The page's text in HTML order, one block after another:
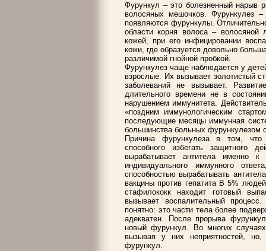
Фурункул – это болезненный нарыв
волосяных мешочков. Фурункулез
появляются фурункулы.
области корня волоса – волосяной
кожей, при его инфицировании
кожи, где образуется довольно
различимой гнойной пробкой.
Фурункулез чаще наблюдается у
взрослые. Их вызывает золотистый
заболеваний не вызывает.
длительного времени не в
нарушением иммунитета.
«поздним иммунологическим
последующие месяцы иммунная
большинства больных фурункулезом
Причина фурункулеза в том, что
способного избегать защитного
вырабатывает антитела
индивидуального иммунного
способностью вырабатывать
вакцины против гепатита В 5%
стафилококк находит готовый
вызывает воспалительный
понятно: это части тела более
адекватен. После прорыва
новый фурункул. Во многих
вызывая у них неприятностей,
фурункул.